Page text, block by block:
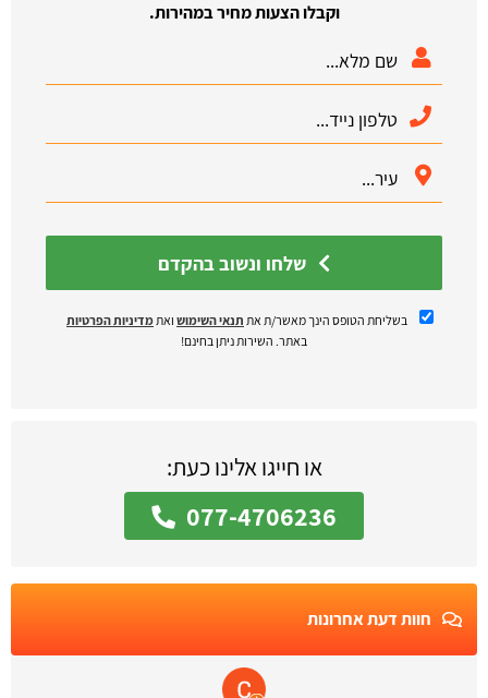
וקבלו הצעות מחיר במהירות.
בשליחת הטופס הינך מאשר/ת את תנאי השימוש ואתמדיניות הפרטיות
באתר. השירות ניתן בחינם!
או חייגו אלינו כעת:
077-4706236
חוות דעת אחרונות